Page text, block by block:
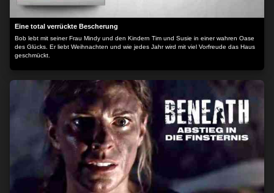
Eine total verrückte Bescherung
Bob lebt mit seiner Frau Mindy und den Kindern Tim und Susie in einer wahren Oase
des Glücks. Er liebt Weihnachten und wie jedes Jahr wird mit viel Vorfreude das Haus
geschmückt.